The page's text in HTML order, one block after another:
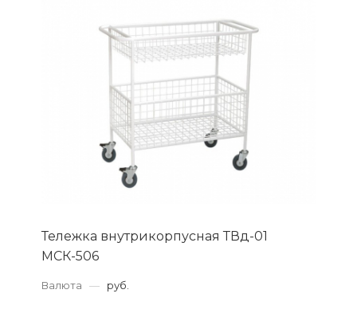
Тележка внутрикорпусная ТВд-01
МСК-506
Валюта — руб.